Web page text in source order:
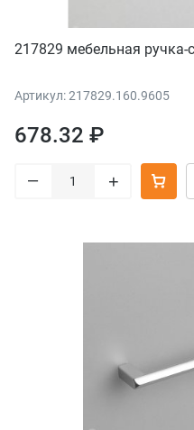
217829 мебельная
Артикул: 217829.160.9605
678.32 ₽
– +